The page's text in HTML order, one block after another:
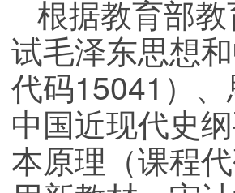
根据教育部
试毛泽东思想
代码15041）
中国近现代史
本原理（课程